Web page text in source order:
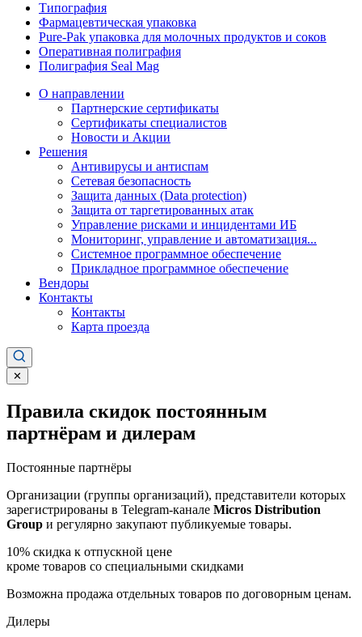
Типография
Фармацевтическая упаковка
Pure-Pak упаковка для молочных продуктов и соков
Оперативная полиграфия
Полиграфия Seal Mag
О направлении
Партнерские сертификаты
Сертификаты специалистов
Новости и Акции
Решения
Антивирусы и антиспам
Сетевая безопасность
Защита данных (Data protection)
Защита от таргетированных атак
Управление рисками и инцидентами ИБ
Мониторинг, управление и автоматизация...
Системное программное обеспечение
Прикладное программное обеспечение
Вендоры
Контакты
Контакты
Карта проезда
✕
Правила скидок постоянным
партнёрам и дилерам
Постоянные партнёры
Организации (группы организаций), представители которых
зарегистрированы в Telegram-канале Micros Distribution
Group и регулярно закупают публикуемые товары.
10% скидка к отпускной цене
кроме товаров со специальными скидками
Возможна продажа отдельных товаров по договорным ценам.
Дилеры